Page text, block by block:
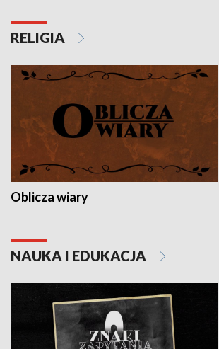
RELIGIA
Oblicza wiary
NAUKA I EDUKACJA